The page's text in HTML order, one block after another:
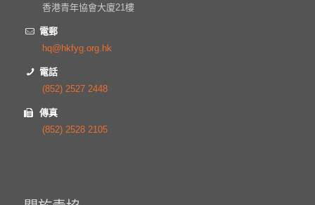
香港青年協會大廈21樓
電郵
hq@hkfyg.org.hk
電話
(852) 2527 2448
傳真
(852) 2528 2105